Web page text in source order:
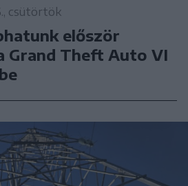
csütörtök
először
Grand Theft Auto VI